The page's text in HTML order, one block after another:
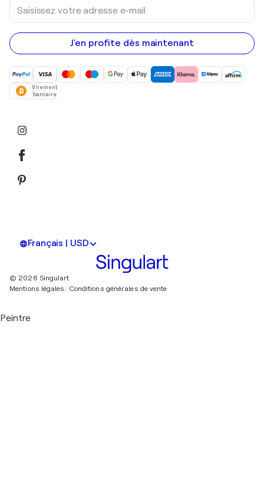
Saisissez
votre
adresse
e-
mail
J'en profite dès maintenant
Virement
bancaire
Français | USD
© 2026 Singulart
Mentions légales. Conditions générales de vente
Peintre